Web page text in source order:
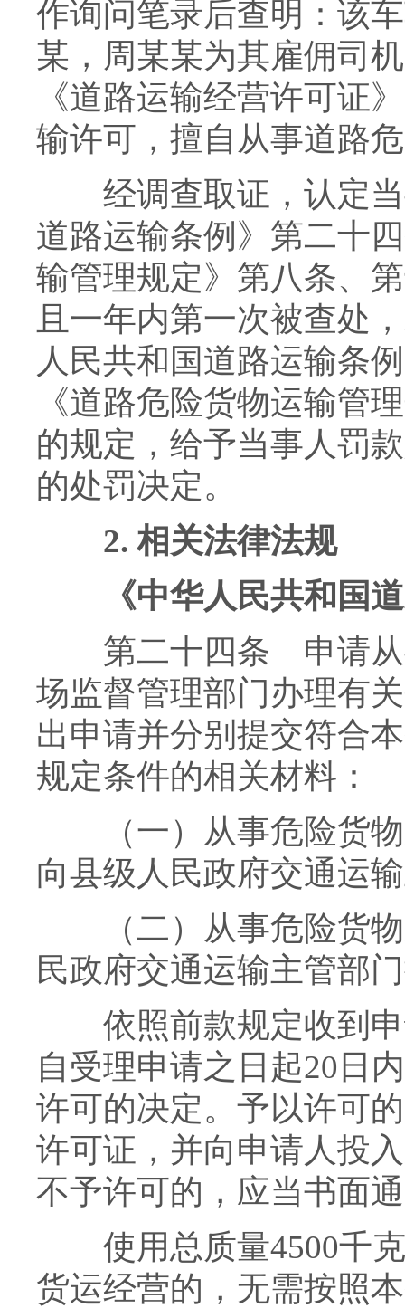
作询问笔录后查明：该
某，周某某为其雇佣司
《道路运输经营许可证
输许可，擅自从事道路
经调查取证，认定当
道路运输条例》第二十
输管理规定》第八条、
且一年内第一次被查处
人民共和国道路运输条
《道路危险货物运输管
的规定，给予当事人罚
的处罚决定。
2.相关法律法规
《中华人民共和国道
第二十四条 申请从
场监督管理部门办理有
出申请并分别提交符合
规定条件的相关材料：
（一）从事危险货物
向县级人民政府交通运
（二）从事危险货物
民政府交通运输主管部
依照前款规定收到申
自受理申请之日起20日
许可的决定。予以许可
许可证，并向申请人投
不予许可的，应当书面
使用总质量4500千克
货运经营的，无需按照